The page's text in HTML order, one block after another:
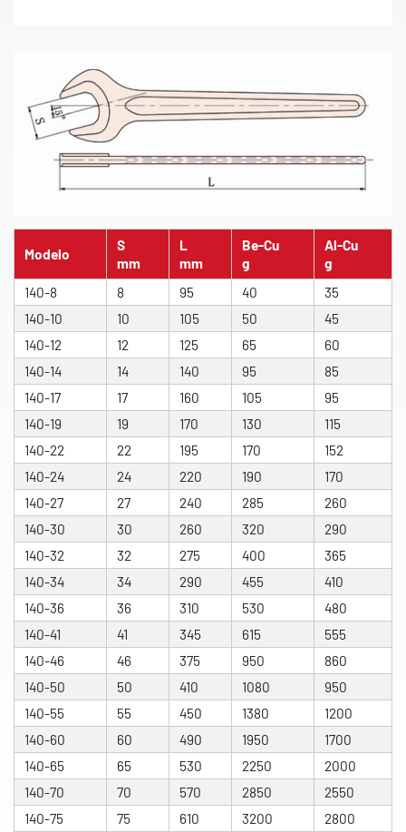
Modelo
S
mm
L
mm
Be-Cu
g
Al-Cu
g
140-8
8 95 40
35
140-10
10 105 50
45
140-12
12 125 65
60
140-14
14 140 95
85
140-17
17 160 105
95
140-19
19 170 130
115
140-22
22 195 170
152
140-24
24 220 190
170
140-27
27 240 285
260
140-30
30 260 320
290
140-32
32 275 400
365
140-34
34 290 455
410
140-36
36 310 530
480
140-41
41 345 615
555
140-46
46 375 950
860
140-50
50 410 1080
950
140-55
55 450 1380
1200
140-60
60 490 1950
1700
140-65
65 530 2250
2000
140-70
70 570 2850
2550
140-75
75 610 3200 2800